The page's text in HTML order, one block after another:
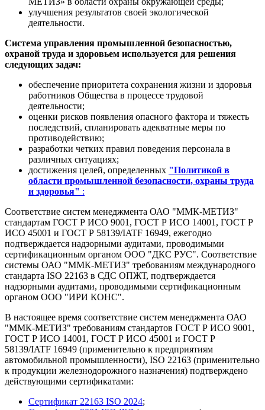
улучшения результатов своей экологической
деятельности.
Система управления промышленной безопасностью,
охраной труда и здоровьем используется для решения
следующих задач:
обеспечение приоритета сохранения жизни и здоровья
работников Общества в процессе трудовой
деятельности;
оценки рисков появления опасного фактора и тяжесть
последствий, спланировать адекватные меры по
противодействию;
разработки четких правил поведения персонала в
различных ситуациях;
достижения целей, определенных "Политикой в
области промышленной безопасности, охраны труда
и здоровья" :
Соответствие систем менеджмента ОАО "ММК-МЕТИЗ"
стандартам ГОСТ Р ИСО 9001, ГОСТ Р ИСО 14001, ГОСТ Р
ИСО 45001 и ГОСТ Р 58139/IATF 16949, ежегодно
подтверждается надзорными аудитами, проводимыми
сертификационным органом ООО "ДКС РУС". Соответствие
системы ОАО "ММК-МЕТИЗ" требованиям международного
стандарта ISO 22163 в СДС ОПЖТ, подтверждается
надзорными аудитами, проводимыми сертификационным
органом ООО "ИРИ КОНС".
В настоящее время соответствие систем менеджмента ОАО
"ММК-МЕТИЗ" требованиям стандартов ГОСТ Р ИСО 9001,
ГОСТ Р ИСО 14001, ГОСТ Р ИСО 45001 и ГОСТ Р
58139/IATF 16949 (применительно к предприятиям
автомобильной промышленности), ISO 22163 (применительно
к продукции железнодорожного назначения) подтверждено
действующими сертификатами:
Сертификат 22163 ISO 2024;